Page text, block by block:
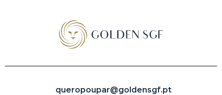
queropoupar@goldensgf.pt